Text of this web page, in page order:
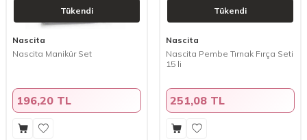
Tükendi
Nascita
Nascita Manikür Set
196,20 TL
Tükendi
Nascita
Nascita Pembe Tırnak Fırça Seti
15 li
251,08 TL